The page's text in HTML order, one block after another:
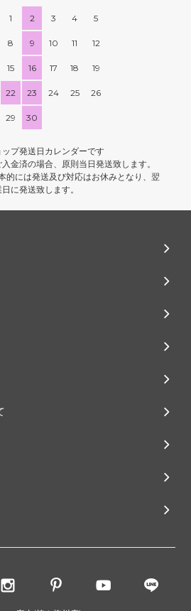
1 2 3 4 5
8 9 10 11 12
15 16 17 18 19
22 23 24 25 26
29 30
ップ発送日カレンダーです
金済の場合、原則当日発送致します。
的には発送及び対応はお休みとなり、翌
に発送致します。